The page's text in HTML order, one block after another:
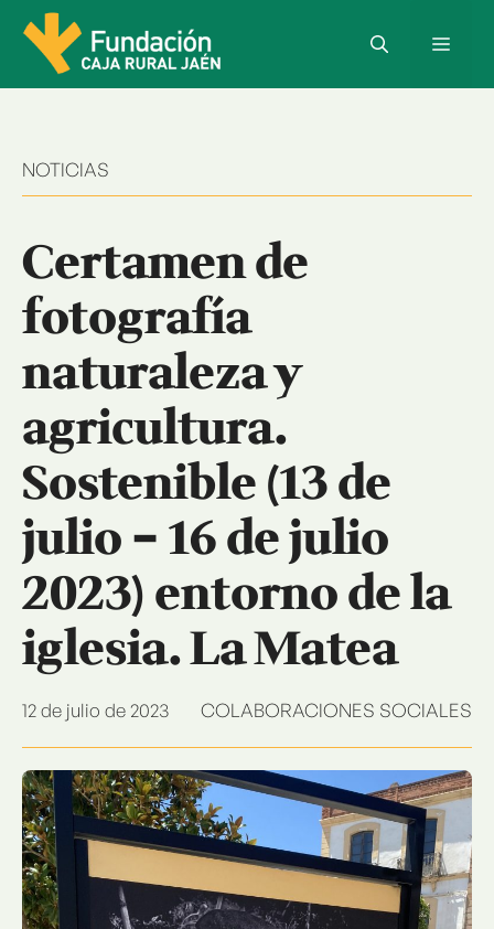
Saltar
contenido
Menú
NOTICIAS
Certamen de
fotografía
naturaleza y
agricultura.
Sostenible (13 de
julio – 16 de julio
2023) entorno de la
iglesia. La Matea
12 de julio de 2023 COLABORACIONES SOCIALES